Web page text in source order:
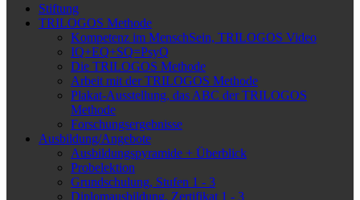
Stiftung
TRILOGOS Methode
Kompetenz im MenschSein, TRILOGOS Video
IQ+EQ+SQ=PsyQ
Die TRILOGOS Methode
Arbeit mit der TRILOGOS Methode
Plakat-Ausstellung, das ABC der TRILOGOS
Methode
Forschungsergebnisse
Ausbildung/Angebote
Ausbildungspyramide + Überblick
Probelektion
Grundschulung, Stufen 1 - 3
Diplomausbildung, Zertifikat 1 - 3